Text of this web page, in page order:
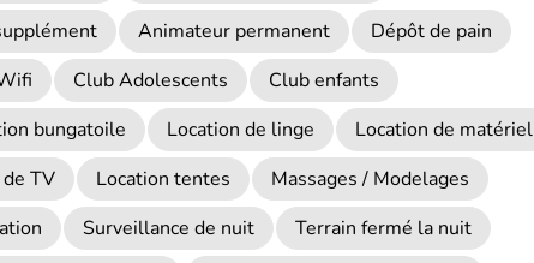
Animateur permanent
Dépôt de pain
Club Adolescents
Club enfants
bungatoile Location de linge
Location de matériel
TV Location tentes
Massages / Modelages
Surveillance de nuit
Terrain fermé la nuit